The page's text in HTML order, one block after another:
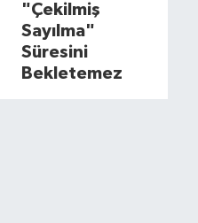
"Çekilmiş
Sayılma"
Süresini
Bekletemez